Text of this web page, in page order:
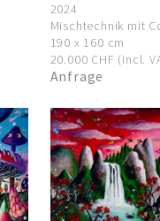
2024
Mischtechnik mit
190 x 160 cm
20.000 CHF (incl.
Anfrage